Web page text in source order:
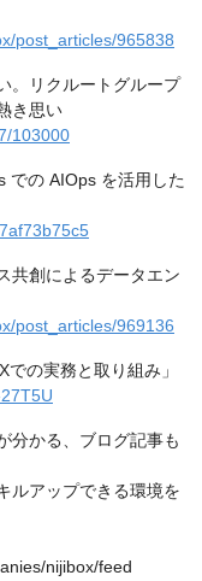
post_articles/965838
。リクルートグループ
き思い
103000
での AIOps を活用した
共創によるデータエン
post_articles/969136
の実務と取り組み」
分かる、ブログ記事も
ルアップできる環境を
nijibox/feed